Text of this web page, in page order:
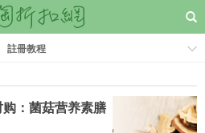
註冊教程
：菌菇营养素膳